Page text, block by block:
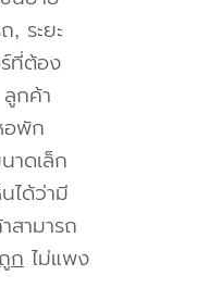
, ระยะ
ที่ต้อง
กค้า
อพัก
าดเล็ก
ได้ว่ามี
สามารถ
กไม่แพง